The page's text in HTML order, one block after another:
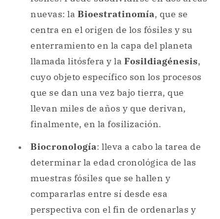
nuevas: la Bioestratinomía, que se
centra en el origen de los fósiles y su
enterramiento en la capa del planeta
llamada litósfera y la Fosildiagénesis,
cuyo objeto específico son los procesos
que se dan una vez bajo tierra, que
llevan miles de años y que derivan,
finalmente, en la fosilización.
Biocronología: lleva a cabo la tarea de
determinar la edad cronológica de las
muestras fósiles que se hallen y
compararlas entre sí desde esa
perspectiva con el fin de ordenarlas y